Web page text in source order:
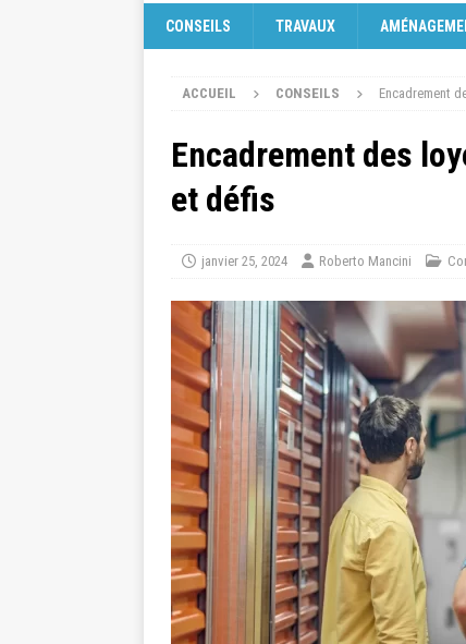
CONSEILS TRAVAUX
ACCUEIL CONSEILS Encadrement
Encadrement des
et défis
janvier 25, 2024 Roberto Mancini